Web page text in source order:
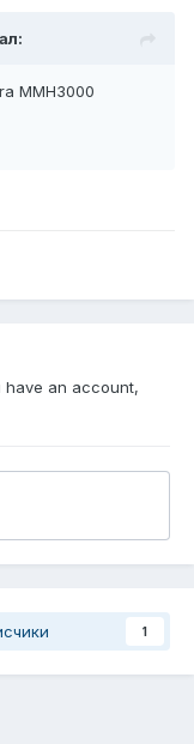
MMH3000
have an account,
1